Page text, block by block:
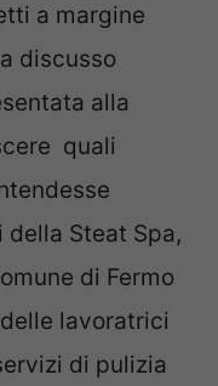
a margine
discusso
alla
quali
Steat Spa,
di Fermo
lavoratrici
di pulizia